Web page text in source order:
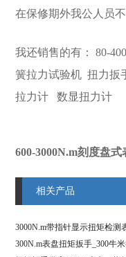
在保修期外我公人员
我还销售的有： 80-
簧拉力试验机 扭力扳
拉力计
数显扭力计
600-3000N.m刻度盘
相关产品